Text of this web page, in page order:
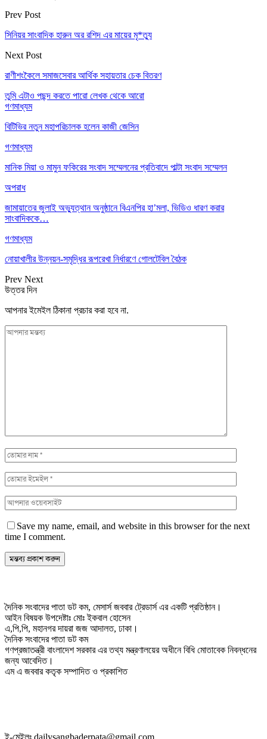
Prev Post
সিনিয়র সাংবাদিক হারুন অর রশিদ এর মায়ের মৃ*ত্যু
Next Post
রাণীশংকৈলে সমাজসেবার আর্থিক সহায়তার চেক বিতরণ
তুমি এটাও পছন্দ করতে পারো লেখক থেকে আরো
গণমাধ্যম
বিটিভির নতুন মহাপরিচালক হলেন কাজী জেসিন
গণমাধ্যম
মানিক মিয়া ও মামুন ফকিরের সংবাদ সম্মেলনের প্রতিবাদে পাল্টা সংবাদ সম্মেলন
অপরাধ
জামায়াতের জুলাই অভ্যুত্থান অনুষ্ঠানে বিএনপির হা’মলা, ভিডিও ধারণ করার
সাংবাদিককে…
গণমাধ্যম
নোয়াখালীর উন্নয়ন-সমৃদ্ধির রূপরেখা নির্ধারণে গোলটেবিল বৈঠক
Prev Next
উত্তর দিন
আপনার ইমেইল ঠিকানা প্রচার করা হবে না.
Save my name, email, and website in this browser for the next
time I comment.
দৈনিক সংবাদের পাতা ডট কম, মেসার্স জববার ট্রেডার্স এর একটি প্রতিষ্ঠান।
আইন বিষয়ক উপদেষ্টাঃ মোঃ ইকবাল হোসেন
এ,পি,পি, মহানগর দায়রা জজ আদালত, ঢাকা।
দৈনিক সংবাদের পাতা ডট কম
গণপ্রজাতন্ত্রী বাংলাদেশ সরকার এর তথ্য মন্ত্রণালয়ের অধীনে বিধি মোতাবেক নিবন্ধনের
জন্য আবেদিত।
এম এ জববার কতৃক সম্পাদিত ও প্রকাশিত
ই-মেইলঃ dailysangbaderpata@gmail.com